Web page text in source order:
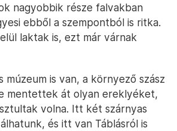
nagyobbik része falvakban
ebből a szempontból is ritka.
laktak is, ezt már várnak
múzeum is van, a környező szász
mentettek át olyan ereklyéket,
volna. Itt két szárnyas
és itt van Táblásról is